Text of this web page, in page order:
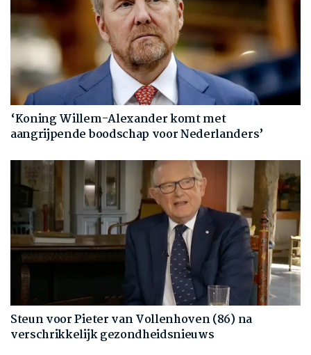
‘Koning Willem-Alexander komt met
aangrijpende boodschap voor Nederlanders’
Steun voor Pieter van Vollenhoven (86) na
verschrikkelijk gezondheidsnieuws